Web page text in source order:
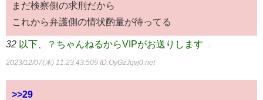
まだ検察側の求刑だから
これから弁護側の情状酌量が待ってる
32 以下、？ちゃんねるからVIPがお送りします ：
2023/12/07(木) 11:23:43.509 ID:OyGzJqvj0.net
>>29